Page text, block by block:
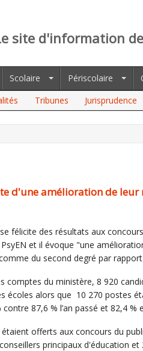
site d'information
Scolaire Périscolaire
Tribunes Jurisprudence
d'une amélioration de leur
félicite des résultats aux
et il évoque "une
du second degré par
comptes du ministère, 8 920
écoles alors que 10 270 postes
87,6 % l’an passé et 82,4 %
offerts aux concours du
principaux d'éducation et